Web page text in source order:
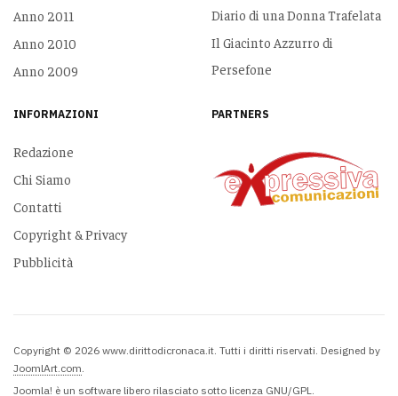
Anno 2011
Anno 2010
Anno 2009
Diario di una Donna Trafelata
Il Giacinto Azzurro di
Persefone
INFORMAZIONI
Redazione
Chi Siamo
Contatti
Copyright & Privacy
Pubblicità
PARTNERS
Copyright © 2026 www.dirittodicronaca.it. Tutti i diritti riservati. Designed by
JoomlArt.com
Joomla! è un software libero rilasciato sotto licenza GNU/GPL.